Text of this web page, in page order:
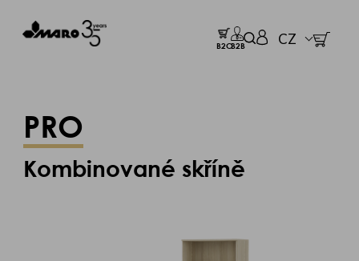
B2CB2B CZ
PRO
Kombinované skříně